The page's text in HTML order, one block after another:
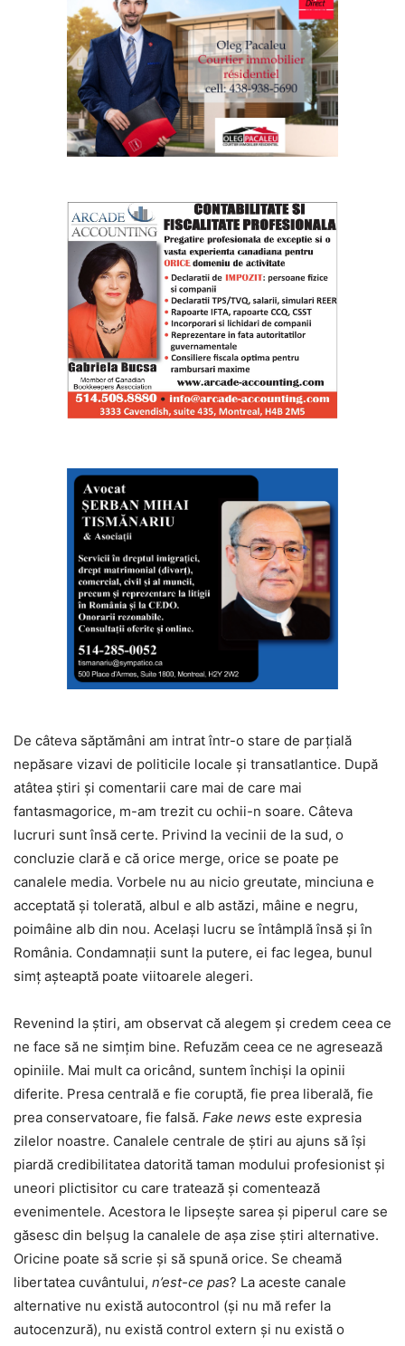
De câteva săptămâni am intrat într-o stare de parțială
nepăsare vizavi de politicile locale și transatlantice. După
atâtea știri și comentarii care mai de care mai
fantasmagorice, m-am trezit cu ochii-n soare. Câteva
lucruri sunt însă certe. Privind la vecinii de la sud, o
concluzie clară e că orice merge, orice se poate pe
canalele media. Vorbele nu au nicio greutate, minciuna e
acceptată și tolerată, albul e alb astăzi, mâine e negru,
poimâine alb din nou. Același lucru se întâmplă însă și în
România. Condamnații sunt la putere, ei fac legea, bunul
simț așteaptă poate viitoarele alegeri.
Revenind la știri, am observat că alegem și credem ceea ce
ne face să ne simțim bine. Refuzăm ceea ce ne agresează
opiniile. Mai mult ca oricând, suntem închiși la opinii
diferite. Presa centrală e fie coruptă, fie prea liberală, fie
prea conservatoare, fie falsă. Fake news este expresia
zilelor noastre. Canalele centrale de știri au ajuns să își
piardă credibilitatea datorită taman modului profesionist și
uneori plictisitor cu care tratează și comentează
evenimentele. Acestora le lipsește sarea și piperul care se
găsesc din belșug la canalele de așa zise știri alternative.
Oricine poate să scrie și să spună orice. Se cheamă
libertatea cuvântului, n’est-ce pas? La aceste canale
alternative nu există autocontrol (și nu mă refer la
autocenzură), nu există control extern și nu există o